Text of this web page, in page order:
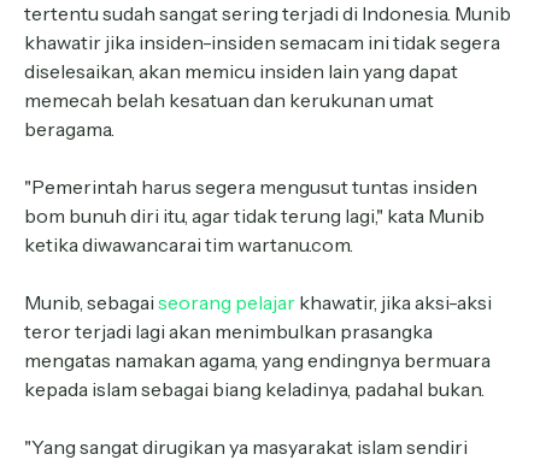
tertentu sudah sangat sering terjadi di Indonesia. Munib
khawatir jika insiden-insiden semacam ini tidak segera
diselesaikan, akan memicu insiden lain yang dapat
memecah belah kesatuan dan kerukunan umat
beragama.
"Pemerintah harus segera mengusut tuntas insiden
bom bunuh diri itu, agar tidak terung lagi," kata Munib
ketika diwawancarai tim wartanu.com.
Munib, sebagai seorang pelajar khawatir, jika aksi-aksi
teror terjadi lagi akan menimbulkan prasangka
mengatas namakan agama, yang endingnya bermuara
kepada islam sebagai biang keladinya, padahal bukan.
"Yang sangat dirugikan ya masyarakat islam sendiri